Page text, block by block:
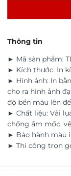
Thông tin
► Mã sản phẩm:
► Kích thước: In
► Hình ảnh: In
cho ra hình ảnh
độ bền màu lên
► Chất liệu: Vải
chống ẩm mốc,
► Bảo hành màu
► Thi công trọn